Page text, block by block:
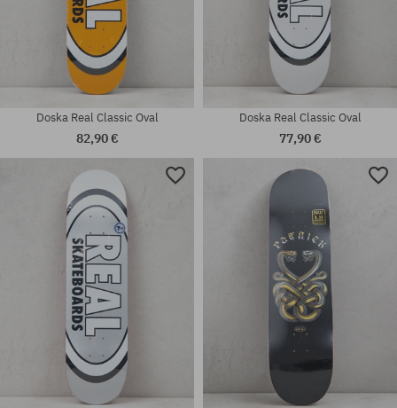
Dostupné veľkosti:
8.06; 8.5; 9.1
Dostupné veľkosti:
Doska Real Classic Oval
82,90 €
Doska Real Classic Oval
77,90 €